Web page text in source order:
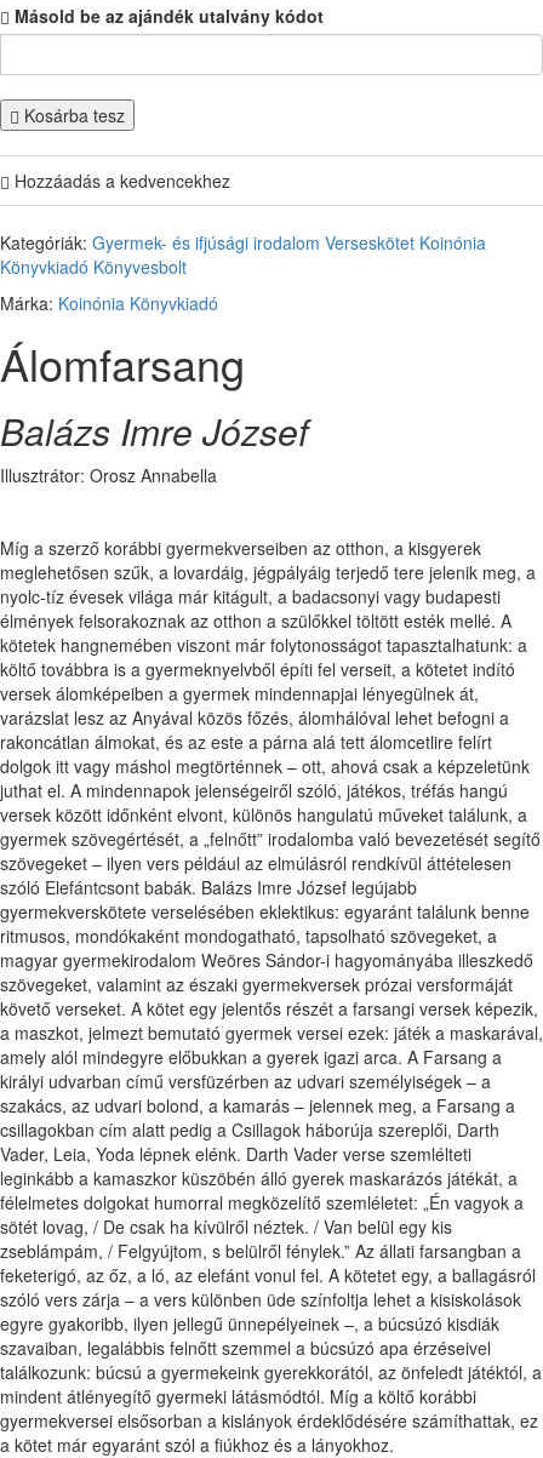
Másold be az ajándék utalvány kódot
Kosárba tesz
Hozzáadás a kedvencekhez
Kategóriák: Gyermek- és ifjúsági irodalom Verseskötet Koinónia
Könyvkiadó Könyvesbolt
Márka: Koinónia Könyvkiadó
Álomfarsang
Balázs Imre József
Illusztrátor: Orosz Annabella
Míg a szerző korábbi gyermekverseiben az otthon, a kisgyerek
meglehetősen szűk, a lovardáig, jégpályáig terjedő tere jelenik meg, a
nyolc-tíz évesek világa már kitágult, a badacsonyi vagy budapesti
élmények felsorakoznak az otthon a szülőkkel töltött esték mellé. A
kötetek hangnemében viszont már folytonosságot tapasztalhatunk: a
költő továbbra is a gyermeknyelvből építi fel verseit, a kötetet indító
versek álomképeiben a gyermek mindennapjai lényegülnek át,
varázslat lesz az Anyával közös főzés, álomhálóval lehet befogni a
rakoncátlan álmokat, és az este a párna alá tett álomcetlire felírt
dolgok itt vagy máshol megtörténnek – ott, ahová csak a képzeletünk
juthat el. A mindennapok jelenségeiről szóló, játékos, tréfás hangú
versek között időnként elvont, különös hangulatú műveket találunk, a
gyermek szövegértését, a „felnőtt” irodalomba való bevezetését segítő
szövegeket – ilyen vers például az elmúlásról rendkívül áttételesen
szóló Elefántcsont babák. Balázs Imre József legújabb
gyermekverskötete verselésében eklektikus: egyaránt találunk benne
ritmusos, mondókaként mondogatható, tapsolható szövegeket, a
magyar gyermekirodalom Weöres Sándor-i hagyományába illeszkedő
szövegeket, valamint az északi gyermekversek prózai versformáját
követő verseket. A kötet egy jelentős részét a farsangi versek képezik,
a maszkot, jelmezt bemutató gyermek versei ezek: játék a maskarával,
amely alól mindegyre előbukkan a gyerek igazi arca. A Farsang a
királyi udvarban című versfüzérben az udvari személyiségek – a
szakács, az udvari bolond, a kamarás – jelennek meg, a Farsang a
csillagokban cím alatt pedig a Csillagok háborúja szereplői, Darth
Vader, Leia, Yoda lépnek elénk. Darth Vader verse szemlélteti
leginkább a kamaszkor küszöbén álló gyerek maskarázós játékát, a
félelmetes dolgokat humorral megközelítő szemléletet: „Én vagyok a
sötét lovag, / De csak ha kívülről néztek. / Van belül egy kis
zseblámpám, / Felgyújtom, s belülről fénylek.” Az állati farsangban a
feketerigó, az őz, a ló, az elefánt vonul fel. A kötetet egy, a ballagásról
szóló vers zárja – a vers különben üde színfoltja lehet a kisiskolások
egyre gyakoribb, ilyen jellegű ünnepélyeinek –, a búcsúzó kisdiák
szavaiban, legalábbis felnőtt szemmel a búcsúzó apa érzéseivel
találkozunk: búcsú a gyermekeink gyerekkorától, az önfeledt játéktól, a
mindent átlényegítő gyermeki látásmódtól. Míg a költő korábbi
gyermekversei elsősorban a kislányok érdeklődésére számíthattak, ez
a kötet már egyaránt szól a fiúkhoz és a lányokhoz.